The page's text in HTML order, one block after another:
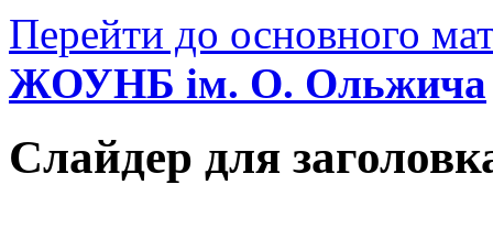
Перейти до основного
ЖОУНБ ім. О. Ольжича
Слайдер для